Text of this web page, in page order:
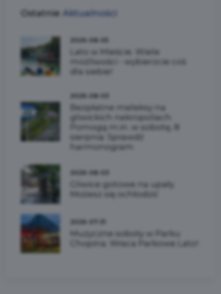
Ostatnie Aktualności
2026-08-05
Lato w Mieście. Wiele
możliwości - wybierzcie coś
dla siebie!
2026-08-03
Bezpłatne meleksy na
gliwickich nekropoliach.
Pomogą m.in. w sobotę, 8
sierpnia. Sprawdź
harmonogram
Gliwice gotowe na upały.
Możesz się ochłodzić
Muzyczne soboty w Parku
Chopina. Wraca Parkowe Lato!